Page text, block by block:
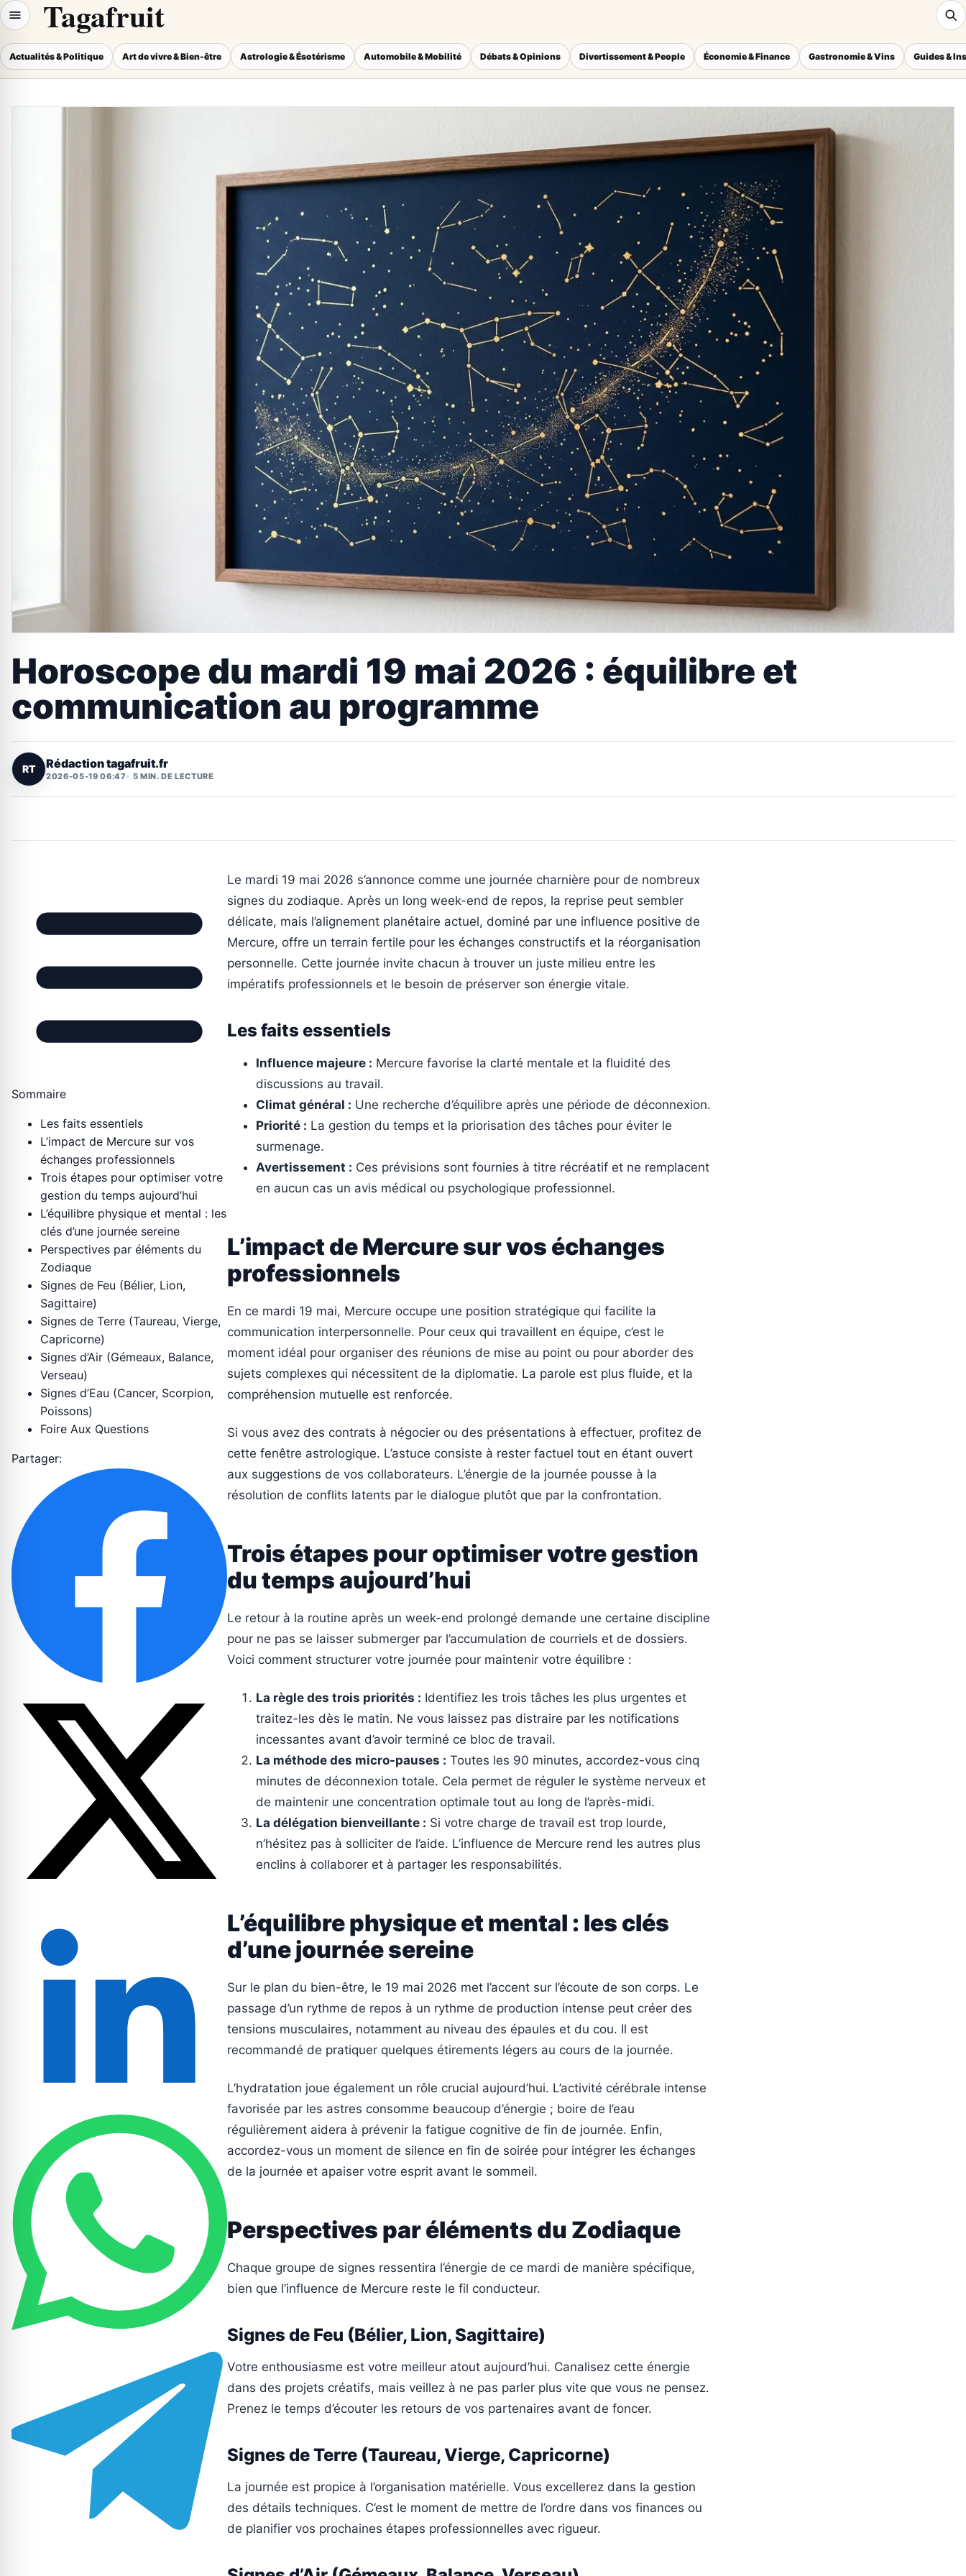
Tagafruit
Actualités & Politique Art de vivre & Bien-être Astrologie & Ésotérisme Automobile & Mobilité Débats & Opinions Divertissement & People Économie & Finance Gastronomie & Vins Guides &
Horoscope du mardi 19 mai 2026 : équilibre et
communication au programme
RT Rédaction tagafruit.fr
2026-05-19 06:47 5 MIN. DE LECTURE
Sommaire
Les faits essentiels
L’impact de Mercure sur vos
échanges professionnels
Trois étapes pour optimiser votre
gestion du temps aujourd’hui
L’équilibre physique et mental : les
clés d’une journée sereine
Perspectives par éléments du
Zodiaque
Signes de Feu (Bélier, Lion,
Sagittaire)
Signes de Terre (Taureau, Vierge,
Capricorne)
Signes d’Air (Gémeaux, Balance,
Verseau)
Signes d’Eau (Cancer, Scorpion,
Poissons)
Foire Aux Questions
Partager:
Le mardi 19 mai 2026 s’annonce comme une journée charnière pour de nombreux
signes du zodiaque. Après un long week-end de repos, la reprise peut sembler
délicate, mais l’alignement planétaire actuel, dominé par une influence positive de
Mercure, offre un terrain fertile pour les échanges constructifs et la réorganisation
personnelle. Cette journée invite chacun à trouver un juste milieu entre les
impératifs professionnels et le besoin de préserver son énergie vitale.
Les faits essentiels
Influence majeure : Mercure favorise la clarté mentale et la fluidité des
discussions au travail.
Climat général : Une recherche d’équilibre après une période de déconnexion.
Priorité : La gestion du temps et la priorisation des tâches pour éviter le
surmenage.
Avertissement : Ces prévisions sont fournies à titre récréatif et ne remplacent
en aucun cas un avis médical ou psychologique professionnel.
L’impact de Mercure sur vos échanges
professionnels
En ce mardi 19 mai, Mercure occupe une position stratégique qui facilite la
communication interpersonnelle. Pour ceux qui travaillent en équipe, c’est le
moment idéal pour organiser des réunions de mise au point ou pour aborder des
sujets complexes qui nécessitent de la diplomatie. La parole est plus fluide, et la
compréhension mutuelle est renforcée.
Si vous avez des contrats à négocier ou des présentations à effectuer, profitez de
cette fenêtre astrologique. L’astuce consiste à rester factuel tout en étant ouvert
aux suggestions de vos collaborateurs. L’énergie de la journée pousse à la
résolution de conflits latents par le dialogue plutôt que par la confrontation.
Trois étapes pour optimiser votre gestion
du temps aujourd’hui
Le retour à la routine après un week-end prolongé demande une certaine discipline
pour ne pas se laisser submerger par l’accumulation de courriels et de dossiers.
Voici comment structurer votre journée pour maintenir votre équilibre :
La règle des trois priorités : Identifiez les trois tâches les plus urgentes et
traitez-les dès le matin. Ne vous laissez pas distraire par les notifications
incessantes avant d’avoir terminé ce bloc de travail.
La méthode des micro-pauses : Toutes les 90 minutes, accordez-vous cinq
minutes de déconnexion totale. Cela permet de réguler le système nerveux et
de maintenir une concentration optimale tout au long de l’après-midi.
La délégation bienveillante : Si votre charge de travail est trop lourde,
n’hésitez pas à solliciter de l’aide. L’influence de Mercure rend les autres plus
enclins à collaborer et à partager les responsabilités.
L’équilibre physique et mental : les clés
d’une journée sereine
Sur le plan du bien-être, le 19 mai 2026 met l’accent sur l’écoute de son corps. Le
passage d’un rythme de repos à un rythme de production intense peut créer des
tensions musculaires, notamment au niveau des épaules et du cou. Il est
recommandé de pratiquer quelques étirements légers au cours de la journée.
L’hydratation joue également un rôle crucial aujourd’hui. L’activité cérébrale intense
favorisée par les astres consomme beaucoup d’énergie ; boire de l’eau
régulièrement aidera à prévenir la fatigue cognitive de fin de journée. Enfin,
accordez-vous un moment de silence en fin de soirée pour intégrer les échanges
de la journée et apaiser votre esprit avant le sommeil.
Perspectives par éléments du Zodiaque
Chaque groupe de signes ressentira l’énergie de ce mardi de manière spécifique,
bien que l’influence de Mercure reste le fil conducteur.
Signes de Feu (Bélier, Lion, Sagittaire)
Votre enthousiasme est votre meilleur atout aujourd’hui. Canalisez cette énergie
dans des projets créatifs, mais veillez à ne pas parler plus vite que vous ne pensez.
Prenez le temps d’écouter les retours de vos partenaires avant de foncer.
Signes de Terre (Taureau, Vierge, Capricorne)
La journée est propice à l’organisation matérielle. Vous excellerez dans la gestion
des détails techniques. C’est le moment de mettre de l’ordre dans vos finances ou
de planifier vos prochaines étapes professionnelles avec rigueur.